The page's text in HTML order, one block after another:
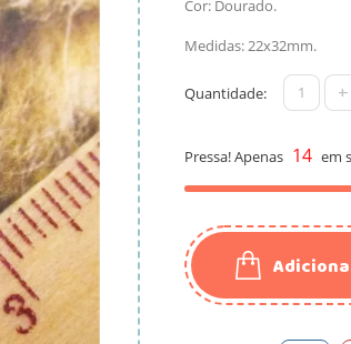
Cor: Dourado.
Medidas: 22x32mm.
Quantidade: +
Pressa! Apenas 14 em